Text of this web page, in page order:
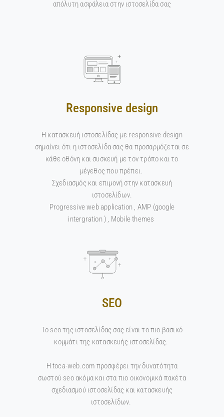
απόλυτη ασφάλεια στην ιστοσελίδα σας
Responsive design
Η κατασκευή ιστοσελίδας με responsive design
σημαίνει ότι η ιστοσελίδα σας θα προσαρμόζεται σε
κάθε οθόνη και συσκευή με τον τρόπο και το
μέγεθος που πρέπει.
Σχεδιασμός και επιμονή στην κατασκευή
ιστοσελίδων.
Progressive web application , AMP (google
intergration ) , Mobile themes
SEO
Το seo της ιστοσελίδας σας είναι το πιο βασικό
κομμάτι της κατασκευής ιστοσελίδας.
Η toca-web.com προσφέρει την δυνατότητα
σωστού seo ακόμα και στα πιο οικονομικά πακέτα
σχεδιασμού ιστοσελίδας και κατασκευής
ιστοσελίδων.